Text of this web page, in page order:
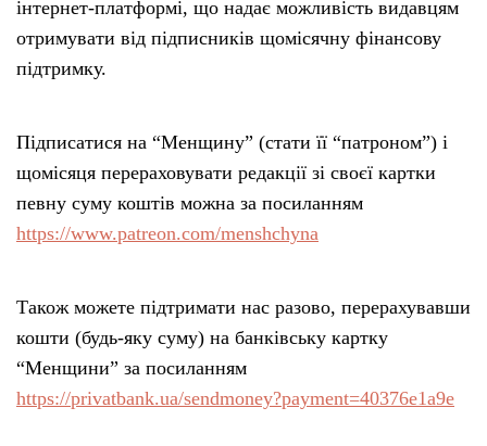
інтернет-платформі, що надає можливість видавцям
отримувати від підписників щомісячну фінансову
підтримку.
Підписатися на “Менщину” (стати її “патроном”) і
щомісяця перераховувати редакції зі своєї картки
певну суму коштів можна за посиланням
https://www.patreon.com/menshchyna
Також можете підтримати нас разово, перерахувавши
кошти (будь-яку суму) на банківську картку
“Менщини” за посиланням
https://privatbank.ua/sendmoney?payment=40376e1a9e